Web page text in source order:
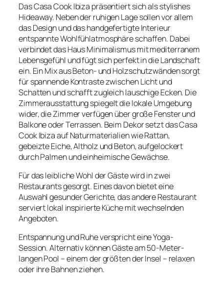
Das Casa Cook Ibiza präsentiert sich als stylishes
Hideaway. Neben der ruhigen Lage sollen vor allem
das Design und das handgefertigte Interieur
entspannte Wohlfühlatmosphäre schaffen. Dabei
verbindet das Haus Minimalismus mit mediterranem
Lebensgefühl und fügt sich perfekt in die Landschaft
ein. Ein Mix aus Beton- und Holzschutzwänden sorgt
für spannende Kontraste zwischen Licht und
Schatten und schafft zugleich lauschige Ecken. Die
Zimmerausstattung spiegelt die lokale Umgebung
wider, die Zimmer verfügen über große Fenster und
Balkone oder Terrassen. Beim Dekor setzt das Casa
Cook Ibiza auf Naturmaterialien wie Rattan,
gebeizte Eiche, Altholz und Beton, aufgelockert
durch Palmen und einheimische Gewächse.
Für das leibliche Wohl der Gäste wird in zwei
Restaurants gesorgt. Eines davon bietet eine
Auswahl gesunder Gerichte, das andere Restaurant
serviert lokal inspirierte Küche mit wechselnden
Angeboten.
Entspannung und Ruhe verspricht eine Yoga-
Session. Alternativ können Gäste am 50-Meter-
langen Pool – einem der größten der Insel – relaxen
oder ihre Bahnen ziehen.